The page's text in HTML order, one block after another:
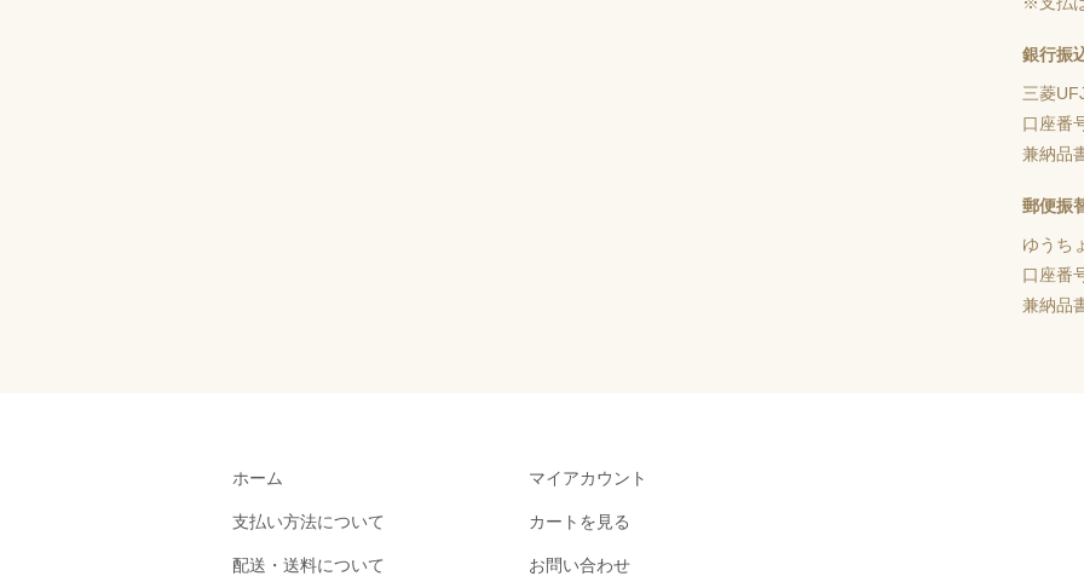
銀行振
三菱
口座番
兼納品
郵便振
ゆうち
口座番
兼納品
ホーム
支払い方法について
配送・送料について
マイアカウント
カートを見る
お問い合わせ